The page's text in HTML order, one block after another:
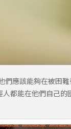
應該能夠在被困
都能在他們自己的